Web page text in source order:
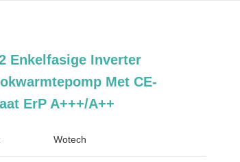
Enkelfasige Inverter
Met CE-
ErP A+++/A++
Wotech